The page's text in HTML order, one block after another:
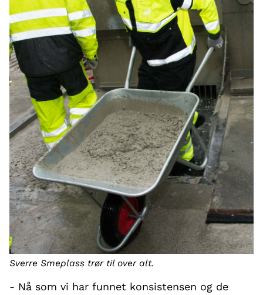
Sverre Smeplass trør til over alt.
- Nå som vi har funnet konsistensen og de